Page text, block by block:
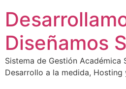
Diseñamos
Sistema de Gestión Académica
Desarrollo a la medida, Hosting